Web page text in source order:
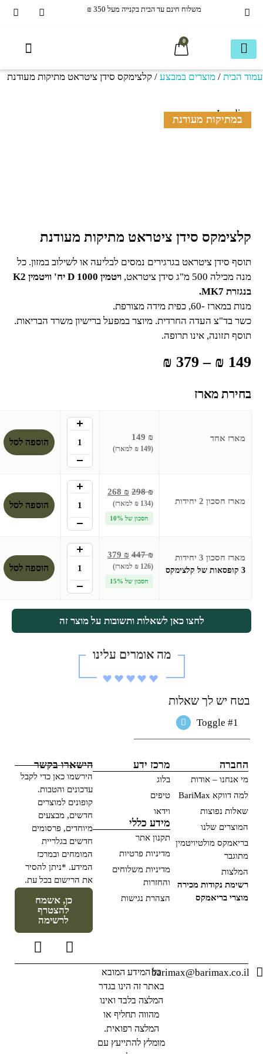
משלוח חינם עד הבית בקנייה מעל 350 ₪
0
הבית/מוצרים במבצע/ קלצימקס סידן ציטראט מתיקות מעודנת
במתיקות מעודנת
Loading...
קלצימקס סידן ציטראט מתיקות מעודנת
תוסף סידן ציטראט בגרגירים נמסים לבליעה או לשילוב במזון. כל
מנה מכילה 500 מ"ג סידן ציטראט,
ויטמין D 1000 יח' וויטמין K2
בנגזרת MK7.
מנות במארז -60, כפית מידה מצורפת.
כשר בד"צ העדה החרדית. מיוצר במפעל ברישיון משרד הבריאות.
תוסף תזונה, אינו תרופה.
₪ 149
–
₪ 379
בחירת מארז
מארז אחד ₪
149
הוספה לסל
מארז חסכון 2 יחידות
₪
298
₪
268
חסכון של 10% -
+
הוספה לסל
מארז חסכון 3 יחידות
3 קופסאות של קלצימקס
₪
447
₪
379
חסכון של 15% -
+
הוספה לסל
לחצו כאן לשאלות ותשובות על מוצר זה
♥︎♥︎♥︎♥︎♥︎
מה אומרים עלינו
בטח יש לך שאלות
Toggle #1
החברה
מי אנחנו – אודות
למה דווקא BariMax
שאלות נפוצות
המוצרים שלנו
בריאמקס מולטיויטמין
מתוגבר
המלצות
רשימת נקודות מכירה
מוצרי בריאמקס
מרכז ידע
בלוג
טיפים
וידאו
מידע כללי
תקנון אתר
מדיניות פרטיות
מדיניות משלוחים
והחזרות
הצהרת נגישות
הישארו בקשר
הירשמו כאן כדי לקבל
עדכונים והטבות.
קופונים למוצרים
חדשים, מבצעים
מיוחדים, פרסומים
חדשים בגלריית
המומחים ובמרכז
המידע. *ניתן להסיר
את הרישום בכל עת.
כן, אשמח
להצטרף
לרשימה
barimax@barimax.co.ilכל המידע המובא
באתר זה הינו בגדר
המלצה בלבד ואינו
מהווה תחליף או
המלצה רפואית.
מומלץ להתייעץ עם